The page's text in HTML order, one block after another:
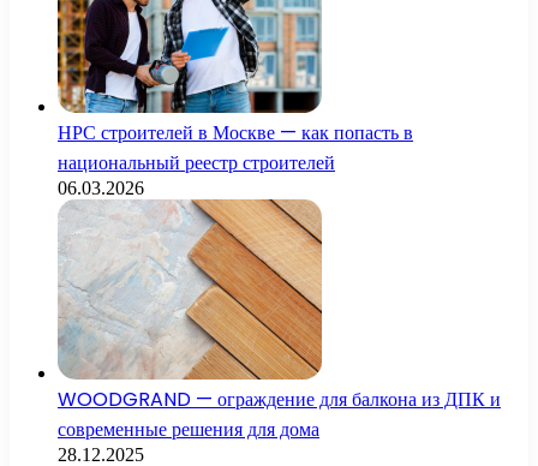
НРС строителей в Москве — как попасть в
национальный реестр строителей
06.03.2026
WOODGRAND — ограждение для балкона из ДПК и
современные решения для дома
28.12.2025